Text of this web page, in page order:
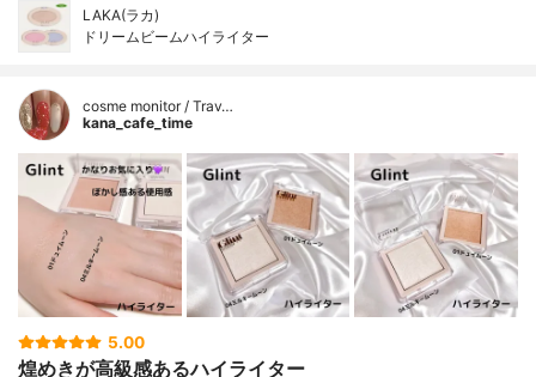
LAKA(ラカ)
ドリームビームハイライター
cosme monitor / Trav…
kana_cafe_time
5.00
煌めきが高級感あるハイライター